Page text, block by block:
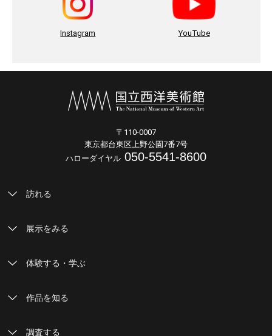
Instagram YouTube
〒110-0007
東京都台東区上野公園7番7号
ハローダイヤル 050-5541-8600
訪れる
展示をみる
体験する・学ぶ
作品を知る
調査する